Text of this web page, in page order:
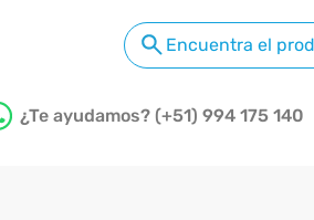
¿Te ayudamos? (+51) 994 175 140